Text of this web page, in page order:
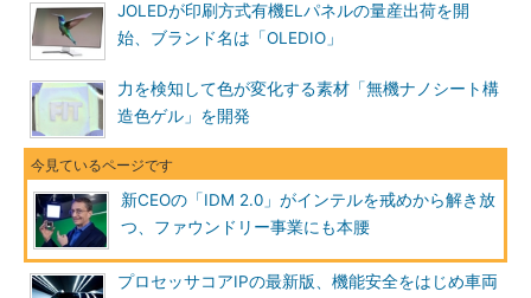
JOLEDが印刷方式有機ELパネルの量産出荷を開
始、ブランド名は「OLEDIO」
力を検知して色が変化する素材「無機ナノシート構
造色ゲル」を開発
新CEOの「IDM 2.0」がインテルを戒めから解き放
つ、ファウンドリー事業にも本腰
プロセッサコアIPの最新版、機能安全をはじめ車両